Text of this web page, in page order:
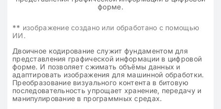
** изображение создано или обработано с помощью
ИИ.
Двоичное кодирование служит фундаментом для
представления графической информации в цифровой
форме. И позволяет сжимать объёмы данных и
адаптировать изображения для машинной обработки.
Преобразование визуального контента в битовую
последовательность упрощает хранение, передачу и
манипулирование в программных средах.